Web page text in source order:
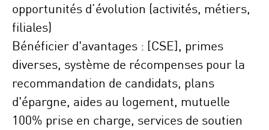
opportunités d’évolution (activités, métiers,
filiales)
Bénéficier d'avantages : [CSE], primes
diverses, système de récompenses pour la
recommandation de candidats, plans
d'épargne, aides au logement, mutuelle
100% prise en charge, services de soutien